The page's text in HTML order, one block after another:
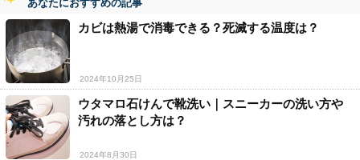
あなたにおすすめの記事
カビは熱湯で消毒できる？死滅する温度は？
2024年10月25日
ウタマロ石けんで靴洗い｜スニーカーの洗い方や
汚れの落とし方は？
2024年8月30日